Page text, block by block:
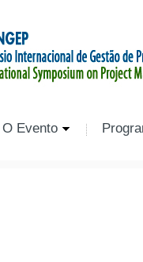
O Evento